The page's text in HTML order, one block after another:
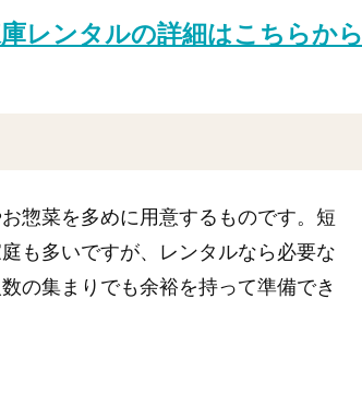
レンタルの詳細はこちらから
惣菜を多めに用意するものです。短
も多いですが、レンタルなら必要な
の集まりでも余裕を持って準備でき